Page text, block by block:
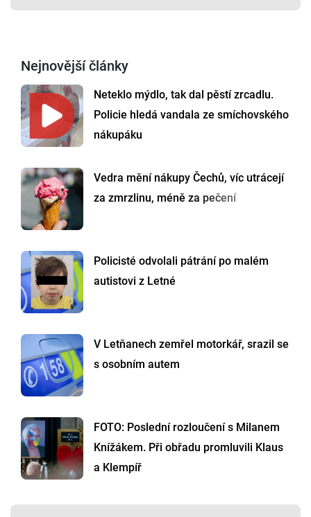
Nejnovější články
Neteklo mýdlo, tak dal pěstí zrcadlu.
Policie hledá vandala ze smíchovského
nákupáku
Vedra mění nákupy Čechů, víc utrácejí
za zmrzlinu, méně za pečení
Policisté odvolali pátrání po malém
autistovi z Letné
V Letňanech zemřel motorkář, srazil se
s osobním autem
FOTO: Poslední rozloučení s Milanem
Knížákem. Při obřadu promluvili Klaus
a Klempíř